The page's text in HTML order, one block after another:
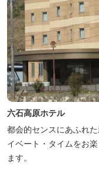
六石高原ホテル
都会的センスにあふれ
イベート・タイムをお
ます。